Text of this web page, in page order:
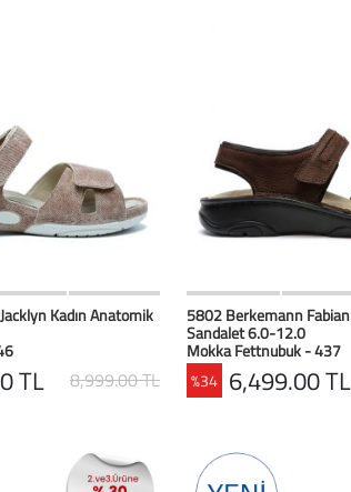
Favorilerim
Kadın Anatomik
TL 8,999.00 TL
HIZLI BAK
5802 Berkemann
Sandalet 6.0-12.0
Mokka Fettnubuk - 437
%34 6,499.00 TL